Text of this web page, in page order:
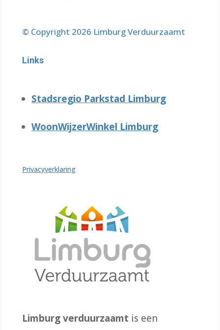
© Copyright 2026 Limburg Verduurzaamt
Links
Stadsregio Parkstad Limburg
WoonWijzerWinkel Limburg
Privacyverklaring
Limburg verduurzaamt is een